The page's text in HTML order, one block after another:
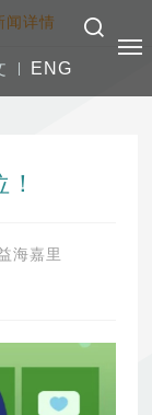
ENG
闻详情
海嘉里